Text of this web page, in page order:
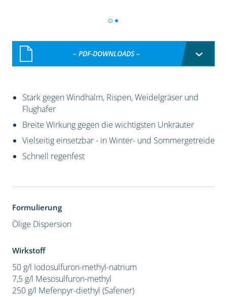
– PDF-DOWNLOADS –
Stark gegen Windhalm, Rispen, Weidelgräser und
Flughafer
Breite Wirkung gegen die wichtigsten Unkräuter
Vielseitig einsetzbar - in Winter- und Sommergetreide
Schnell regenfest
Formulierung
Ölige Dispersion
Wirkstoff
50 g/l Iodosulfuron-methyl-natrium
7,5 g/l Mesosulfuron-methyl
250 g/l Mefenpyr-diethyl (Safener)